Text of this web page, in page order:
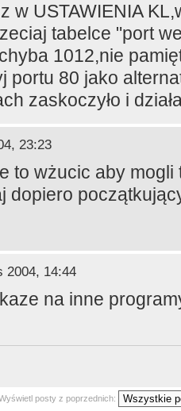
w USTAWIENIA
tabelce "port
1012,nie
portu 80 jako
zaskoczyło i
23:23
to wżucic aby
dopiero
2004, 14:44
na inne
posty z poprzednich: